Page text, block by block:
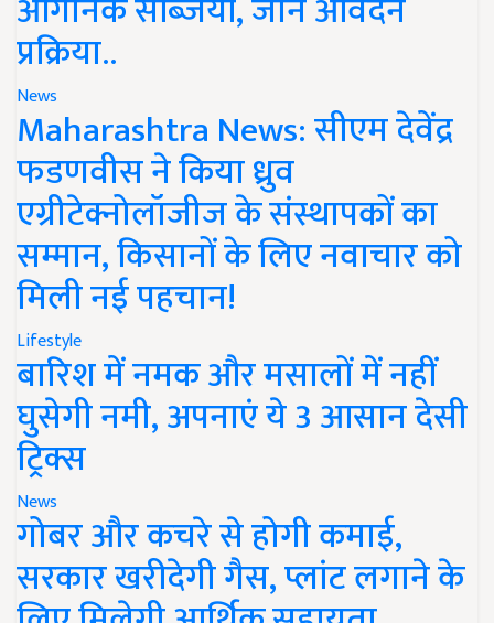
ऑर्गेनिक सब्जियां, जानें आवेदन
प्रक्रिया..
News
Maharashtra News: सीएम देवेंद्र
फडणवीस ने किया ध्रुव
एग्रीटेक्नोलॉजीज के संस्थापकों का
सम्मान, किसानों के लिए नवाचार को
मिली नई पहचान!
Lifestyle
बारिश में नमक और मसालों में नहीं
घुसेगी नमी, अपनाएं ये 3 आसान देसी
ट्रिक्स
News
गोबर और कचरे से होगी कमाई,
सरकार खरीदेगी गैस, प्लांट लगाने के